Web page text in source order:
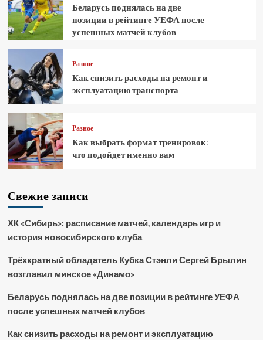
Беларусь поднялась на две
позиции в рейтинге УЕФА после
успешных матчей клубов
Разное
Как снизить расходы на ремонт и
эксплуатацию транспорта
Разное
Как выбрать формат тренировок:
что подойдет именно вам
Свежие записи
ХК «Сибирь»: расписание матчей, календарь игр и
история новосибирского клуба
Трёхкратный обладатель Кубка Стэнли Сергей Брылин
возглавил минское «Динамо»
Беларусь поднялась на две позиции в рейтинге УЕФА
после успешных матчей клубов
Как снизить расходы на ремонт и эксплуатацию